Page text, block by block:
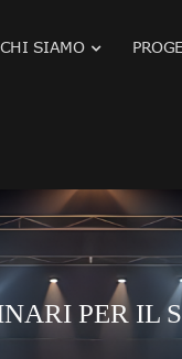
CHI SIAMO
PER IL